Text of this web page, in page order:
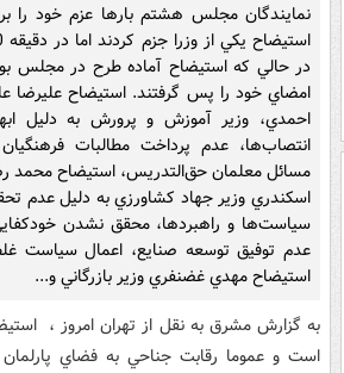
نمايندگان مجلس هشتم بارها عزم خود را
در حالي که استيضاح آماده طرح در مجلس
امضاي خود را پس گرفتند. استيضاح عليرضا
احمدي، وزير آموزش و پرورش به دليل
انتصاب‌ها، عدم پرداخت مطالبات
مسائل معلمان حق‌التدريس، استيضاح محمد
اسکندري وزير جهاد کشاورزي به دليل عدم
سياست‌ها و راهبردها، محقق نشدن
عدم توفيق توسعه صنايع، اعمال سياست
استيضاح مهدي غضنفري وزير بازرگاني و...
به گزارش مشرق به نقل از تهران امروز ،
است و عموما رقابت جناحي به فضاي